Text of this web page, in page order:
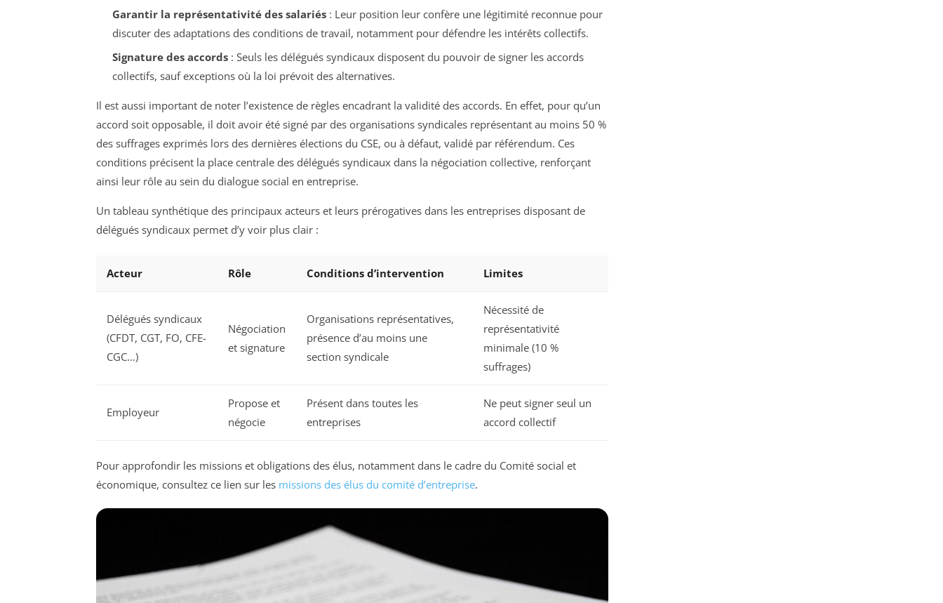
Garantir la représentativité des salariés: Leur position leur confère une légitimité reconnue pour
discuter des adaptations des conditions de travail, notamment pour défendre les intérêts collectifs.
Signature des accords: Seuls les délégués syndicaux disposent du pouvoir de signer les accords
collectifs, sauf exceptions où la loi prévoit des alternatives.
Il est aussi important de noter l’existence de règles encadrant la validité des accords. En effet, pour qu’un
accord soit opposable, il doit avoir été signé par des organisations syndicales représentant au moins 50 %
des suffrages exprimés lors des dernières élections du CSE, ou à défaut, validé par référendum. Ces
conditions précisent la place centrale des délégués syndicaux dans la négociation collective, renforçant
ainsi leur rôle au sein du dialogue social en entreprise.
Un tableau synthétique des principaux acteurs et leurs prérogatives dans les entreprises disposant de
délégués syndicaux permet d’y voir plus clair :
Acteur Rôle Conditions d’intervention Limites
Délégués syndicaux
(CFDT, CGT, FO, CFE-
CGC…)
Négociation
et signature
Organisations représentatives,
présence d’au moins une
section syndicale
Nécessité de
représentativité
minimale (10 %
suffrages)
Employeur
Propose et
négocie
Présent dans toutes les
entreprises
Ne peut signer seul un
accord collectif
Pour approfondir les missions et obligations des élus, notamment dans le cadre du Comité social et
économique, consultez ce lien sur les missions des élus du comité d’entreprise.